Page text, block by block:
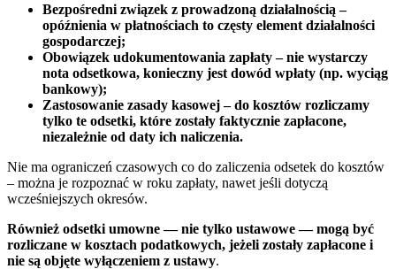
Bezpośredni związek z prowadzoną działalnością –
opóźnienia w płatnościach to częsty element działalności
gospodarczej;
Obowiązek udokumentowania zapłaty – nie wystarczy
nota odsetkowa, konieczny jest dowód wpłaty (np. wyciąg
bankowy);
Zastosowanie zasady kasowej – do kosztów rozliczamy
tylko te odsetki, które zostały faktycznie zapłacone,
niezależnie od daty ich naliczenia.
Nie ma ograniczeń czasowych co do zaliczenia odsetek do kosztów
– można je rozpoznać w roku zapłaty, nawet jeśli dotyczą
wcześniejszych okresów.
Również odsetki umowne — nie tylko ustawowe — mogą być
rozliczane w kosztach podatkowych, jeżeli zostały zapłacone i
nie są objęte wyłączeniem z ustawy.